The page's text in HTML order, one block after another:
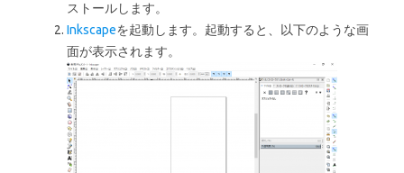
ストールします。
Inkscapeを起動します。起動すると、以下のような画
面が表示されます。